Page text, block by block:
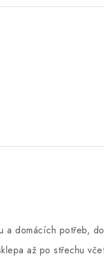
a domácích potřeb,
až po střechu